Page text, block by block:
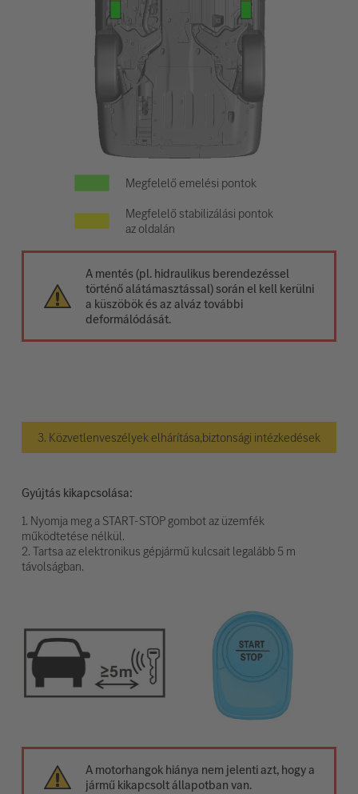
Megfelelő emelési pontok
Megfelelő stabilizálási pontok
az oldalán
A mentés (pl. hidraulikus berendezéssel
történő alátámasztással) során el kell kerülni
a küszöbök és az alváz további
deformálódását.
3. Közvetlenveszélyek elhárítása,biztonsági intézkedések
Gyújtás kikapcsolása:
1. Nyomja meg a START-STOP gombot az üzemfék
működtetése nélkül.
2. Tartsa az elektronikus gépjármű kulcsait legalább 5 m
távolságban.
A motorhangok hiánya nem jelenti azt, hogy a
jármű kikapcsolt állapotban van.